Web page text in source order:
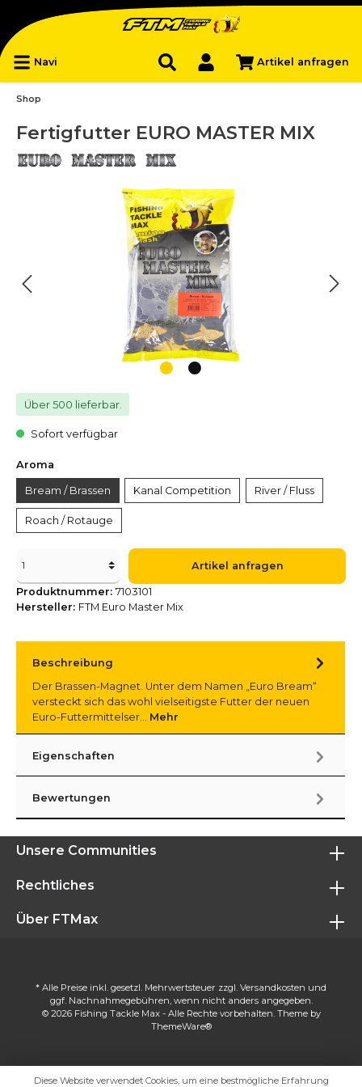
Navi Artikel anfragen
Shop
Fertigfutter EURO MASTER MIX
Über 500 lieferbar.
Sofort verfügbar
Aroma
Bream / Brassen Kanal Competition River / Fluss
Roach / Rotauge
Artikel anfragen
Produktnummer: 7103101
Hersteller: FTM Euro Master Mix
Beschreibung
Der Brassen-Magnet. Unter dem Namen „Euro Bream“
versteckt sich das wohl vielseitigste Futter der neuen
Euro-Futtermittelser… Mehr
Eigenschaften
Bewertungen
Unsere Communities
Rechtliches
Über FTMax
* Alle Preise inkl. gesetzl. Mehrwertsteuer zzgl. Versandkosten und
ggf. Nachnahmegebühren, wenn nicht anders angegeben.
© 2026 Fishing Tackle Max - Alle Rechte vorbehalten. Theme by
ThemeWare®
Diese Website verwendet Cookies, um eine bestmögliche Erfahrung